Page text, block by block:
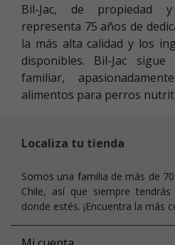
Bil-Jac, de propiedad
representa 75 años de
la más alta calidad y los
disponibles. Bil-Jac
familiar,
alimentos para perros
Localiza tu tienda
Somos una familia de más de
Chile, así que siempre
donde estés. ¡Encuentra la más